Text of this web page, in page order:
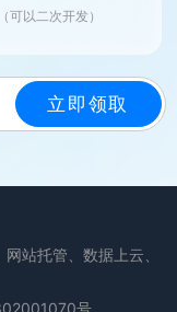
（可以二次开发）
站托管、数据上云、